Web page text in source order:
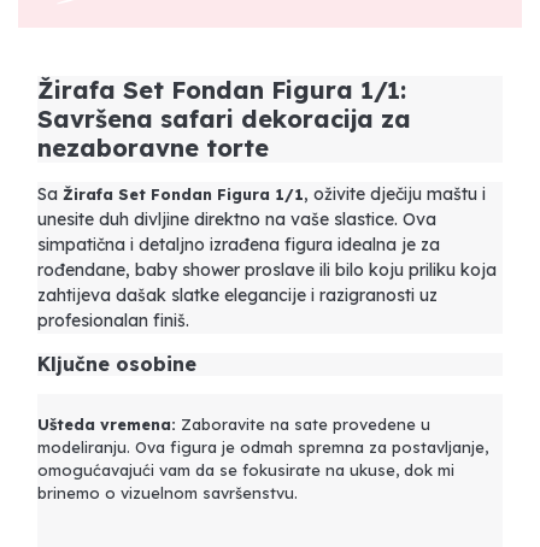
Žirafa Set Fondan Figura 1/1:
Savršena safari dekoracija za
nezaboravne torte
Sa Žirafa Set Fondan Figura 1/1, oživite dječiju maštu i
unesite duh divljine direktno na vaše slastice. Ova
simpatična i detaljno izrađena figura idealna je za
rođendane, baby shower proslave ili bilo koju priliku koja
zahtijeva dašak slatke elegancije i razigranosti uz
profesionalan finiš.
Ključne osobine
Ušteda vremena: Zaboravite na sate provedene u
modeliranju. Ova figura je odmah spremna za postavljanje,
omogućavajući vam da se fokusirate na ukuse, dok mi
brinemo o vizuelnom savršenstvu.